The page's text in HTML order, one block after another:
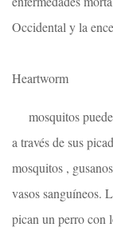
Occidental y la
Heartworm
mosquitos
a través de sus
mosquitos ,
vasos sanguíneos.
pican un perro con